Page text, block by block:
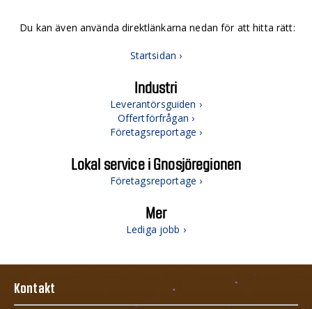
Du kan även använda direktlänkarna nedan för att hitta rätt:
Startsidan ›
Industri
Leverantörsguiden ›
Offertförfrågan ›
Företagsreportage ›
Lokal service i Gnosjöregionen
Företagsreportage ›
Mer
Lediga jobb ›
Kontakt